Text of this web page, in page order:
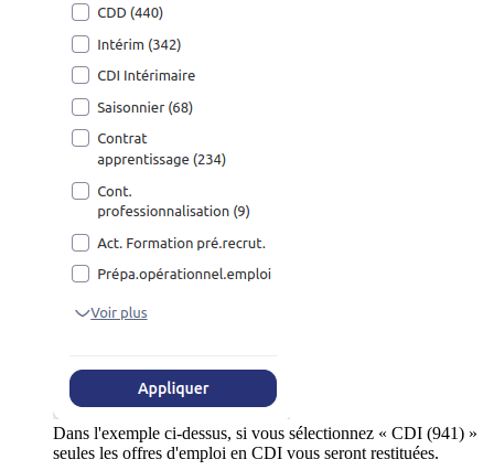
Dans l'exemple ci-dessus, si vous sélectionnez « CDI (941) »
seules les offres d'emploi en CDI vous seront restituées.